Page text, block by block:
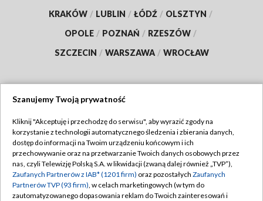
KRAKÓW / LUBLIN / ŁÓDŹ / OLSZTYN /
OPOLE / POZNAŃ / RZESZÓW /
SZCZECIN / WARSZAWA / WROCŁAW
TVP
Abonament TVP
Emisja w TVP
Centrum informacji TVP
Regulamin TVP
Polityka prywatności
Moje zgody
Szanujemy Twoją prywatność
Kliknij "Akceptuję i przechodzę do serwisu", aby wyrazić zgody na
korzystanie z technologii automatycznego śledzenia i zbierania danych,
dostęp do informacji na Twoim urządzeniu końcowym i ich
przechowywanie oraz na przetwarzanie Twoich danych osobowych przez
nas, czyli Telewizję Polską S.A. w likwidacji (zwaną dalej również „TVP”),
Zaufanych Partnerów z IAB* (1201 firm) oraz pozostałych Zaufanych
Partnerów TVP (93 firm), w celach marketingowych (w tym do
zautomatyzowanego dopasowania reklam do Twoich zainteresowań i